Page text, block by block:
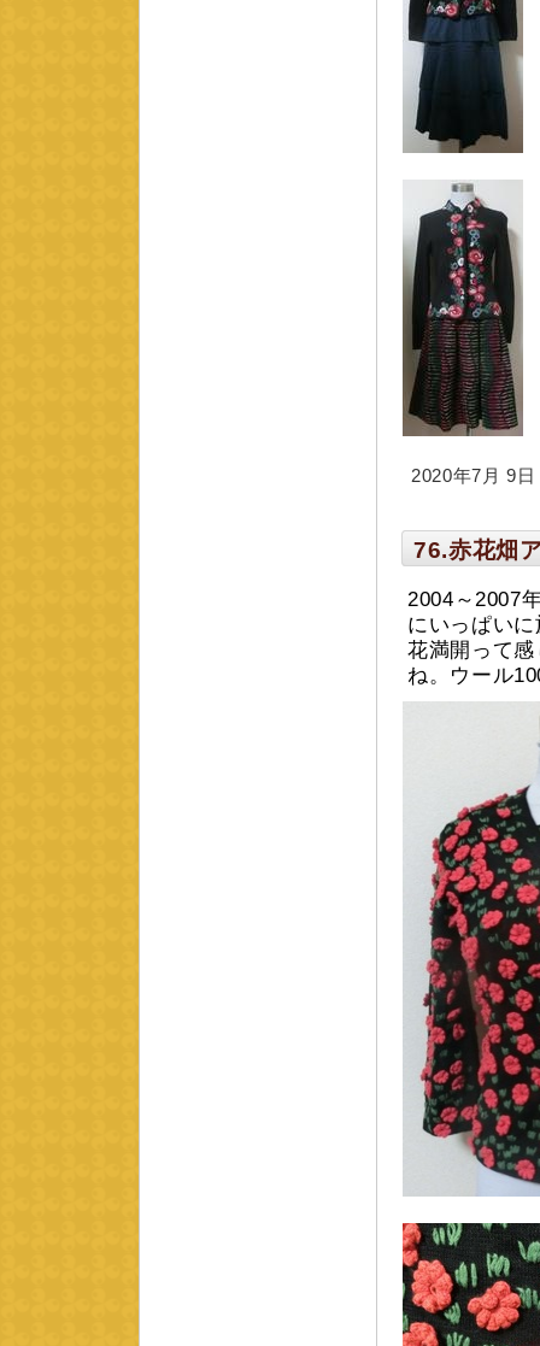
2020年7月 9
76.赤花畑
2004～2007
にいっぱい
花満開って
ね。 ウール